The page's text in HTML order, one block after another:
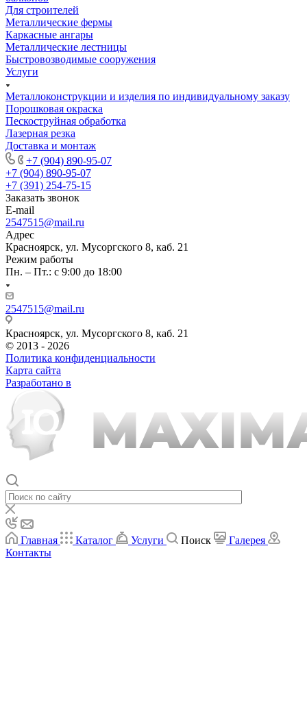
Для строителей
Металлические фермы
Каркасные ангары
Металлические лестницы
Быстровозводимые сооружения
Услуги
Металлоконструкции и изделия по индивидуальному заказу
Порошковая окраска
Пескоструйная обработка
Лазерная резка
Доставка и монтаж
+7 (904) 890-95-07
+7 (904) 890-95-07
+7 (391) 254-75-15
Заказать звонок
E-mail
2547515@mail.ru
Адрес
Красноярск, ул. Мусоргского 8, каб. 21
Режим работы
Пн. – Пт.: с 9:00 до 18:00
2547515@mail.ru
Красноярск, ул. Мусоргского 8, каб. 21
© 2013 - 2026
Политика конфиденциальности
Карта сайта
Разработано в
Главная Каталог Услуги Поиск
Галерея
Контакты